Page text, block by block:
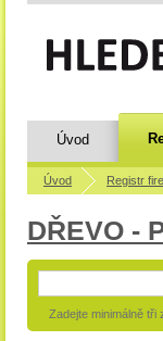
Úvod
Úvod Registr
DŘEVO -
Zadejte minimálně tři